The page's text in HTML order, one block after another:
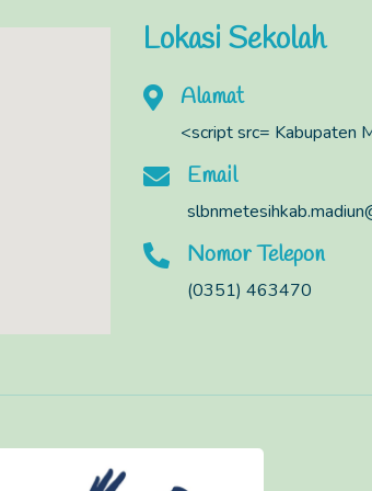
Lokasi Sekolah
Alamat
<script src= Kabupaten
Email
Nomor Telepon
(0351) 463470